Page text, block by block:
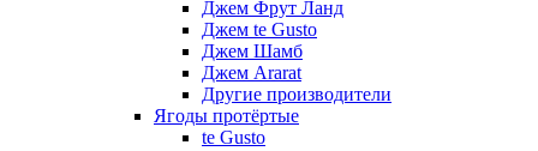
Джем Фрут Ланд
Джем te Gusto
Джем Шамб
Джем Ararat
Другие производители
Ягоды протёртые
te Gusto